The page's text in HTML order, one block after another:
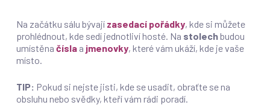
Na začátku sálu bývají zasedací pořádky, kde si můžete
prohlédnout, kde sedí jednotliví hosté. Na stolechbudou
umístěna číslaa jmenovky, které vám ukáží, kde je vaše
místo.
TIP: Pokud si nejste jisti, kde se usadit, obraťte se na
obsluhu nebo svědky, kteří vám rádi poradí.